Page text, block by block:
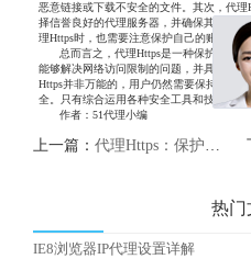
恶意链接或下载不安全的文件。其次，代
择信誉良好的代理服务器，并确保其提供的
理Https时，也需要注意保护自己的账号和
总而言之，代理Https是一种保护网络
能够解决网络访问限制的问题，并具有一定
Https并非万能的，用户仍然需要保持警惕
全。只有综合运用各种安全工具和技术，才
作者：51代理小编
上一篇： 代理Https：保护网络安全的重要一环
热门
IE8浏览器IP代理设置详解